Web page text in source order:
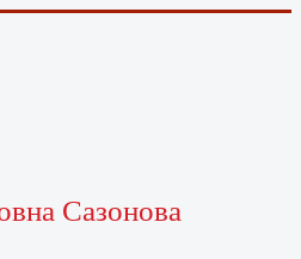
Сазонова